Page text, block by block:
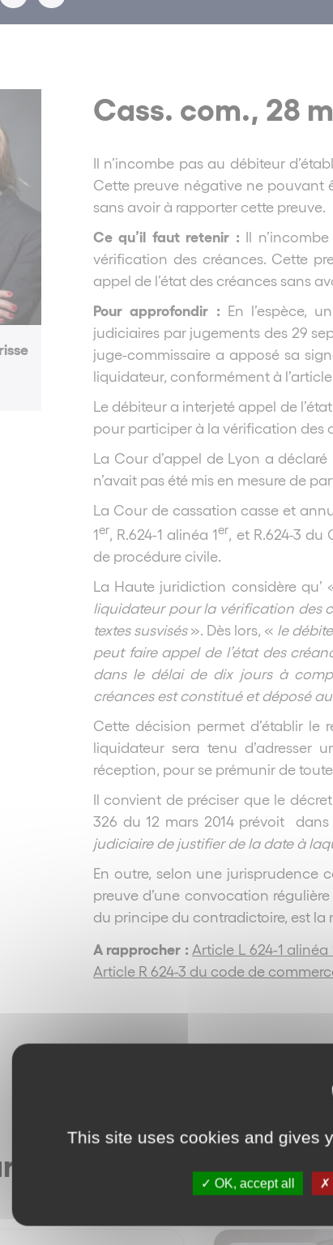
Cass. com., 28
Il n’incombe pas au débiteur
Cette preuve négative ne pouvant
sans avoir à rapporter cette preuve.
Ce qu’il faut retenir : Il
vérification des créances. Cette
appel de l’état des créances sans
Pour approfondir : En l’espèce,
judiciaires par jugements des 29
juge-commissaire a apposé sa
liquidateur, conformément à
Le débiteur a interjeté appel de
pour participer à la vérification des
La Cour d’appel de Lyon a
n’avait pas été mis en mesure de
La Cour de cassation casse et
1er , R.624-1 alinéa 1er , et R.624-3
de procédure civile.
La Haute juridiction considère qu’
liquidateur pour la vérification des
textes susvisés». Dès lors, « le
peut faire appel de l’état des
dans le délai de dix jours à
créances est constitué et déposé
Cette décision permet d’établir le
liquidateur sera tenu
réception, pour se prémunir de
Il convient de préciser que le
326 du 12 mars 2014 prévoit dans
judiciaire de justifier de la date à
En outre, selon une jurisprudence
preuve d’une convocation
du principe du contradictoire, est la
A rapprocher : Article L 624-1 alinéa
Article R 624-3 du code de
This site uses cookies and gives
OK, accept all